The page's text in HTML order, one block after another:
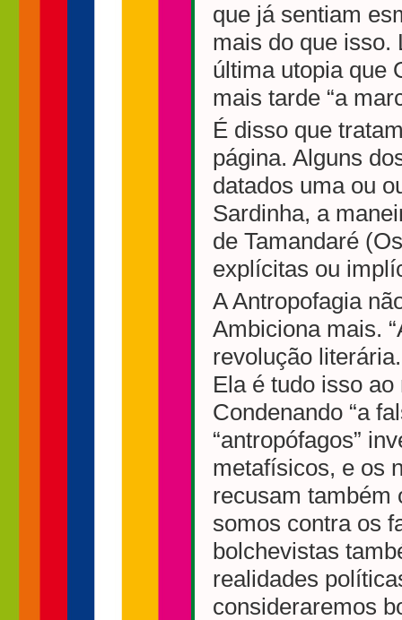
que já sentiam
mais do que isso.
última utopia que
mais tarde “a
É disso que
página. Alguns
datados uma ou
Sardinha, a
de Tamandaré
explícitas ou
A Antropofagia
Ambiciona mais.
revolução
Ela é tudo isso
Condenando “a
“antropófagos”
metafísicos, e os
recusam também
somos contra os
bolchevistas
realidades
consideraremos